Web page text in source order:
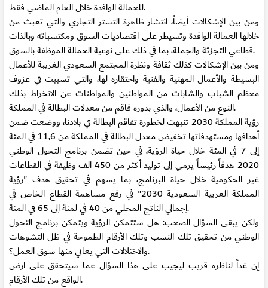
للعمالة الوافدة خلال العام الماضي فقط.
ومن بين الإشكالات أيضاً، انتشار ظاهرة التستر التجاري والتي تعبث من
خلالها العمالة الوافدة وتسيطر على اقتصاديات السوق ومكتسباته وبالذات
قطاعي التجزئة والجملة، بما في ذلك على نوعية العمالة الموظفة بالسوق.
ومن بين الإشكالات كذلك ثقافة ونظرة المجتمع السعودي الغريبة للأعمال
البسيطة والأعمال المهنية والفنية واحتقاره لها، والتي تسببت في عزوف
معظم الشباب والشابات من المواطنين والمواطنات عن الانخراط بذلك
النوع من الأعمال، والذي بدوره فاقم من معدلات البطالة في المملكة.
رؤية المملكة 2030 تنبهت لخطورة تفاقم البطالة في بلادنا، ووضعت ضمن
أهدافها ومستهدفاتها تخفيض معدل البطالة في المملكة من 11,6 في المئة
إلى 7 في المئة خلال حياة الرؤية، في حين تضمن برنامج التحول الوطني
2020 هدفاً رئيساً يرمي إلى توليد أكثر من 450 الف وظيفة في القطاعات
غير الحكومية خلال حياة البرنامج، بما يسهم في تحقيق هدف "رؤية
المملكة العربية السعودية 2030" في رفع مساهمة القطاع الخاص في
إجمالي الناتج المحلي من 40 في لمئة إلى 65 في المئة.
ولكن يبقى السؤال الصعب: هل ستتمكن الرؤية ويتمكن برنامج التحول
الوطني من تحقيق تلك النسب وتلك الأرقام الطموحة في ظل التشوهات
والاختلالات التي يعاني منها سوق العمل؟.
إن غداً لناظره قريب ليجيب على هذا السؤال عما سيتحقق على ارض
الواقع من تلك الأرقام.